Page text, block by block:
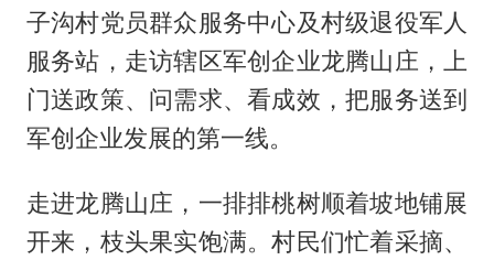
子沟村党员群众服务中心及村级退役军人
服务站，走访辖区军创企业龙腾山庄，上
门送政策、问需求、看成效，把服务送到
军创企业发展的第一线。
走进龙腾山庄，一排排桃树顺着坡地铺展
开来，枝头果实饱满。村民们忙着采摘、